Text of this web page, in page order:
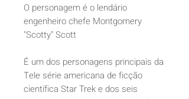
O personagem é o lendário
engenheiro chefe Montgomery
"Scotty" Scott
É um dos personagens principais da
Tele série americana de ficção
científica Star Trek e dos seis